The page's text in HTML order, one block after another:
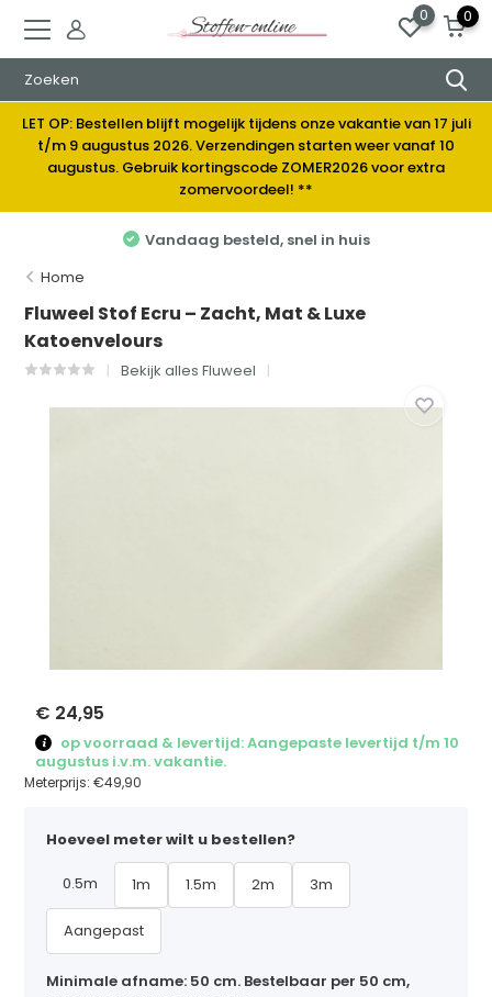
0 0
LET OP: Bestellen blijft mogelijk tijdens onze vakantie van 17 juli
t/m 9 augustus 2026. Verzendingen starten weer vanaf 10
augustus. Gebruik kortingscode ZOMER2026 voor extra
zomervoordeel! **
Vandaag besteld, snel in huis
Home
Fluweel Stof Ecru – Zacht, Mat & Luxe
Katoenvelours
Bekijk alles Fluweel
€ 24,95
op voorraad & levertijd: Aangepaste levertijd t/m 10
augustus i.v.m. vakantie.
Meterprijs:€49,90
Hoeveel meter wilt u bestellen?
0.5m 1m 1.5m 2m 3m
Aangepast
Minimale afname: 50 cm. Bestelbaar per 50 cm,